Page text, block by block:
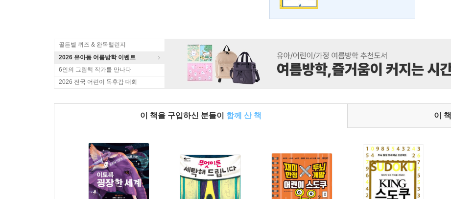
골든벨 퀴즈 & 완독챌린지
2026 유아동 여름방학 이벤트
6인의 그림책 작가를 만나다
2026 전국 어린이 독후감 대회
이 책을 구입하신 분들이 함께 산 책 이